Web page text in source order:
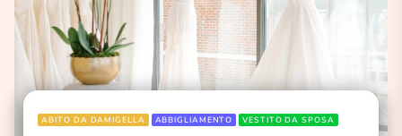
ABITO DA DAMIGELLA ABBIGLIAMENTO VESTITO DA SPOSA